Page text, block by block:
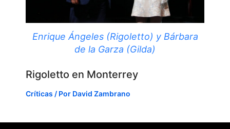
Enrique Ángeles (Rigoletto) y Bárbara
de la Garza (Gilda)
Rigoletto en Monterrey
Críticas / Por David Zambrano